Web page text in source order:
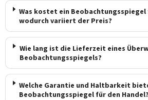
Was kostet ein Beobachtungsspiegel
wodurch variiert der Preis?
Wie lang ist die Lieferzeit eines
Beobachtungsspiegels?
Welche Garantie und Haltbarkeit
Beobachtungsspiegel für den Handel?